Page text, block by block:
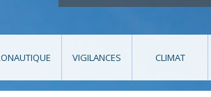
VIGILANCES CLIMAT